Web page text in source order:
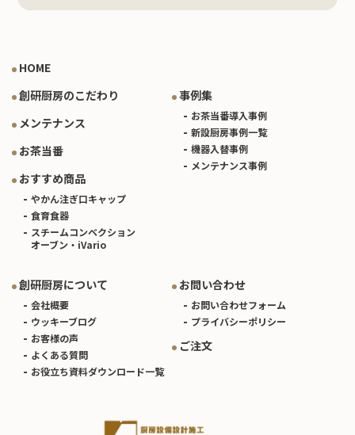
HOME
創研厨房のこだわり
メンテナンス
お茶当番
おすすめ商品
やかん注ぎ口キャップ
食育食器
スチームコンベクション
オーブン・iVario
事例集
お茶当番導入事例
新設厨房事例一覧
機器入替事例
メンテナンス事例
創研厨房について
会社概要
ウッキーブログ
お客様の声
よくある質問
お役立ち資料ダウンロード一覧
お問い合わせ
お問い合わせフォーム
プライバシーポリシー
ご注文